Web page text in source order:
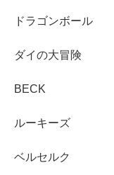
ドラゴンボール
ダイの大冒険
BECK
ルーキーズ
ベルセルク